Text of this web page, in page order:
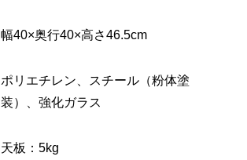
幅40×奥行40×高さ46.5cm
ポリエチレン、スチール（粉体塗
装）、強化ガラス
天板：5kg